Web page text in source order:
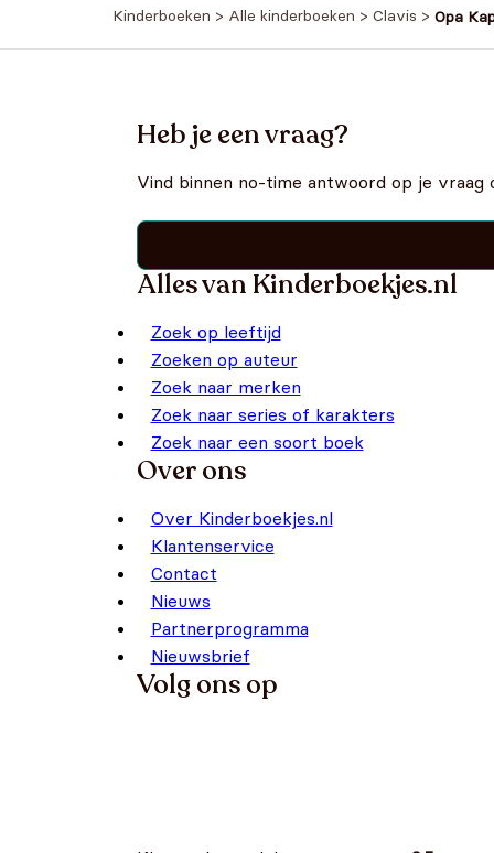
Kinderboeken > Alle kinderboeken > Clavis > Opa
Heb je een vraag?
Vind binnen no-time antwoord op je vraag
Alles van Kinderboekjes.nl
Zoek op leeftijd
Zoeken op auteur
Zoek naar merken
Zoek naar series of karakters
Zoek naar een soort boek
Over ons
Over Kinderboekjes.nl
Klantenservice
Contact
Nieuws
Partnerprogramma
Nieuwsbrief
Volg ons op